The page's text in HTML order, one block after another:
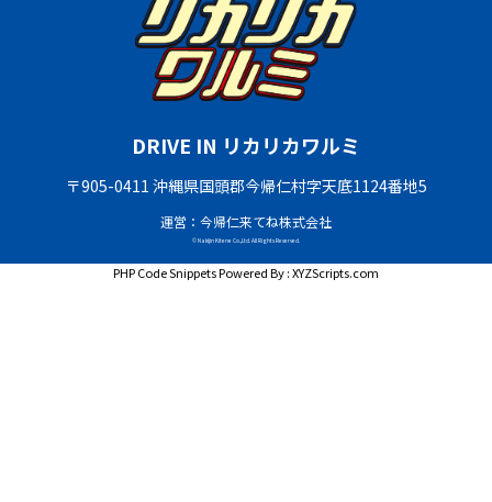
DRIVE IN リカリカワルミ
〒905-0411 沖縄県国頭郡今帰仁村字天底1124番地5
運営：今帰仁来てね株式会社
© Nakijin Kitene Co.,Ltd. All Rights Reserved.
PHP Code SnippetsPowered By :XYZScripts.com